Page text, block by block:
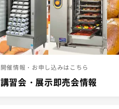
開催情報・お申し込みはこちら
講習会・展示即売会情報